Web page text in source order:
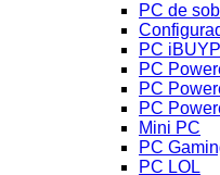
PC de
PC
PC
PC
PC
Mini PC
PC
PC LOL